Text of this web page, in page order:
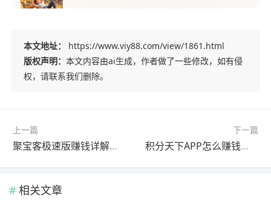
本文地址：
https://www.viy88.com/view/1861.html
版权声明： 本文内容由ai生成，作者做了一些修改，如有侵
权，请联系我们删除。
上一篇
聚宝客极速版赚钱详解，广告金币副业轻松上手
下一篇
积分天下APP怎么赚钱？闲置积分兑换变现+推广分佣全攻略
相关文章